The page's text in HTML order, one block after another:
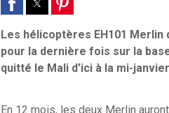
Les hélicoptères EH101
pour la dernière fois sur la
quitté le Mali d’ici à la mi-
En 12 mois, les deux Merlin